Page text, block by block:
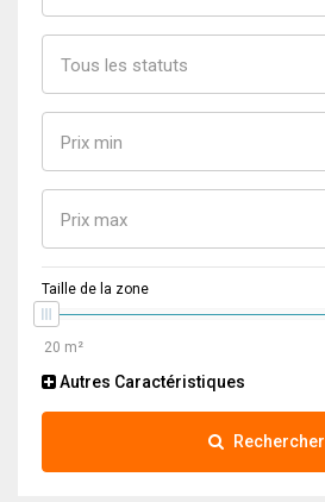
Tous les statuts
Prix min
Prix max
Taille de la zone
Autres Caractéristiques
Rechercher